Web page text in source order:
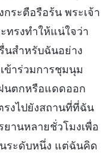
ระตือรือร้น พระเจ้า
รงทำให้แน่ใจว่า
นสำหรับฉันอย่าง
าร่วมการชุมนุม
นตกหรือแดดออก
งไปยังสถานที่ที่ฉัน
านหลายชั่วโมงเพื่อ
ระดับหนึ่ง แต่ฉันคิด